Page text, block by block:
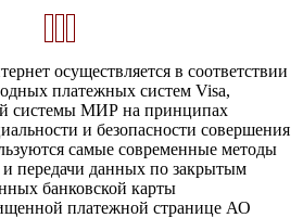
осуществляется в соответствии
платежных систем Visa,
системы МИР на принципах
и безопасности совершения
самые современные методы
передачи данных по закрытым
банковской карты
платежной странице АО